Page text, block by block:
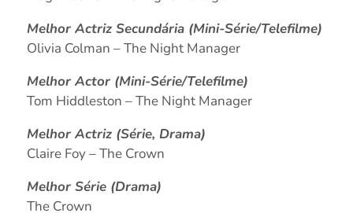
Melhor Actriz Secundária (Mini-Série/Telefilme)
Olivia Colman – The Night Manager
Melhor Actor (Mini-Série/Telefilme)
Tom Hiddleston – The Night Manager
Melhor Actriz (Série, Drama)
Claire Foy – The Crown
Melhor Série (Drama)
The Crown